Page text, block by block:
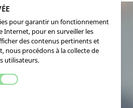
pour garantir un fonctionnement
Internet, pour en surveiller les
des contenus pertinents et
nous procédons à la collecte de
utilisateurs.